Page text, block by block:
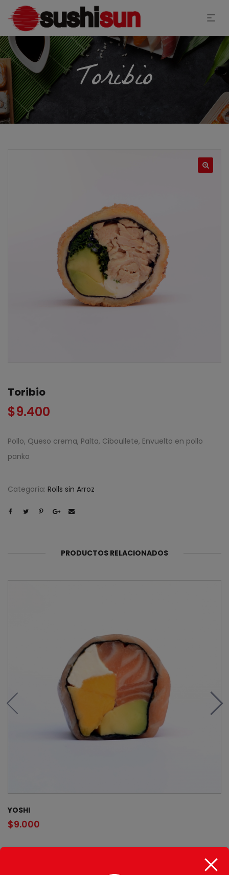
Toribio
Toribio
$9.400
Pollo, Queso crema, Palta, Ciboullete, Envuelto en pollo
panko
Categoría: Rolls sin Arroz
PRODUCTOS RELACIONADOS
YOSHI
$9.000